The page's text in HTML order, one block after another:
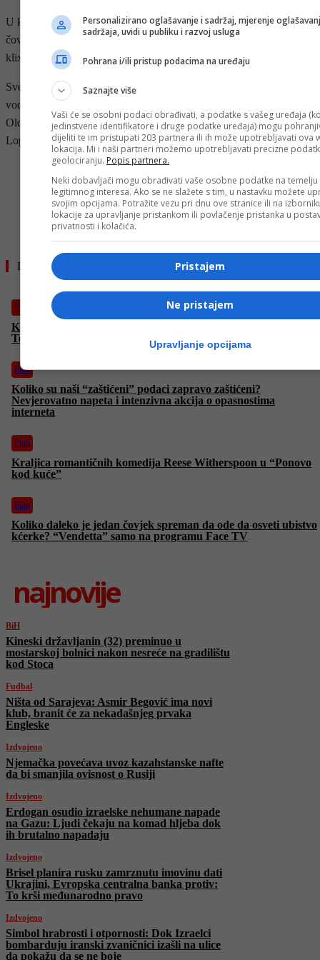
U kategoriji najbolji vizuelni efektni Oscara je dobio film “Prvi
čovjek” u kojem glavnu ulogu tumači Ryan Gosling, prenosi
klix.ba.
Svečana ceremonija dodjele Oscara prvi put je protekla bez
voditelja, a među prezenterima su se našli Whoopi Goldberg, Gary
Oldman, Pharell Williams, Barbra Streisand, Hellen Mirren, Jennifer
Lopez, Daniel Craig…
Pročitajte još
Film
Kada se tehnologija sudari sa željom za “internet-slavom”:
Tehnološki triler “Krug” u subotu na FACE TV
Film
Koliko su naši “zaštićeni” podaci zapravo zaštićeni?
Nevjerovatno napeta i intenzivna akcija o opasnostima
interneta
Film
Kraljica romantičnih komedija Reese Witherspoon u “Ponovo
kod kuće”
Film
Koliko daleko je jedan čovjek spreman da ode da osveti ubistvo
kćerke? “Vendetta” samo na programu Face TV
najnovije
BiH
Kineski državljanin (32) preminuo u
mostarskoj bolnici nakon nesreće na gradilištu
kod Stoca
Fudbal
Ništa od Sarajeva: Asmir Begović ima novi
klub, branit će za nekadašnjeg prvaka
Engleske
Izdvojeno
Njemačka povećava uvoz kazahstanske nafte
da bi smanjila ovisnost o Rusiji
Izdvojeno
Erdogan osudio izraelske nehumane napade
na Gazu: Ljudi čekaju na komad hljeba dok
ih brutalno napadaju
Izdvojeno
Brisel planira rusku zamrznutu imovinu dati
Ukrajini, Evropska centralna banka protiv:
To krši međunarodno pravo
Izdvojeno
Simbol hrabrosti i otpornosti: Dok Izraelci
bombarduju iranski zvaničnici izašli na ulice
da pokažu da se ne boje
Personalizirano oglašavanje i sadržaj, mjerenje
sadržaja, uvidi u publiku i razvoj usluga
Pohrana i/ili pristup podacima na uređaju
Saznajte više
Vaši će se osobni podaci obrađivati, a podatke s vašeg uređaja
jedinstvene identifikatore i druge podatke uređaja) mogu
dijeliti te im pristupati 203 partnera ili ih može upotrebljavati ova
lokacija. Mi i naši partneri možemo upotrebljavati precizne
geolociranju. Popis partnera.
Neki dobavljači mogu obrađivati vaše osobne podatke na temelju
legitimnog interesa. Ako se ne slažete s tim, u nastavku možete
svojim opcijama. Potražite vezu pri dnu ove stranice ili na
lokacije za upravljanje pristankom ili povlačenje pristanka u
privatnosti i kolačića.
Pristajem
Ne pristajem
Upravljanje opcijama